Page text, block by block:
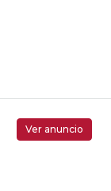
Ver anuncio